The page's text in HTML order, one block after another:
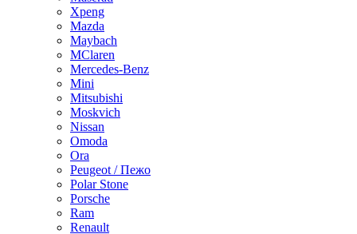
Xpeng
Mazda
Maybach
MClaren
Mercedes-Benz
Mini
Mitsubishi
Moskvich
Nissan
Omoda
Ora
Peugeot / Пежо
Polar Stone
Porsche
Ram
Renault